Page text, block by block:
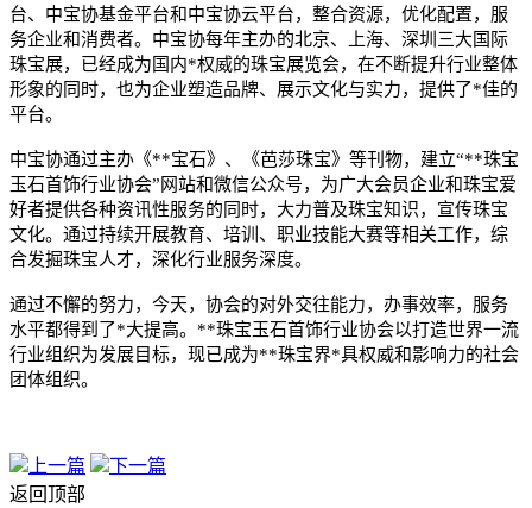
台、中宝协基金平台和中宝协云平台，整合资源，优化配置，服
务企业和消费者。中宝协每年主办的北京、上海、深圳三大国际
珠宝展，已经成为国内*权威的珠宝展览会，在不断提升行业整体
形象的同时，也为企业塑造品牌、展示文化与实力，提供了*佳的
平台。
中宝协通过主办《**宝石》、《芭莎珠宝》等刊物，建立“**珠宝
玉石首饰行业协会”网站和微信公众号，为广大会员企业和珠宝爱
好者提供各种资讯性服务的同时，大力普及珠宝知识，宣传珠宝
文化。通过持续开展教育、培训、职业技能大赛等相关工作，综
合发掘珠宝人才，深化行业服务深度。
通过不懈的努力，今天，协会的对外交往能力，办事效率，服务
水平都得到了*大提高。**珠宝玉石首饰行业协会以打造世界一流
行业组织为发展目标，现已成为**珠宝界*具权威和影响力的社会
团体组织。
上一篇
下一篇
返回顶部